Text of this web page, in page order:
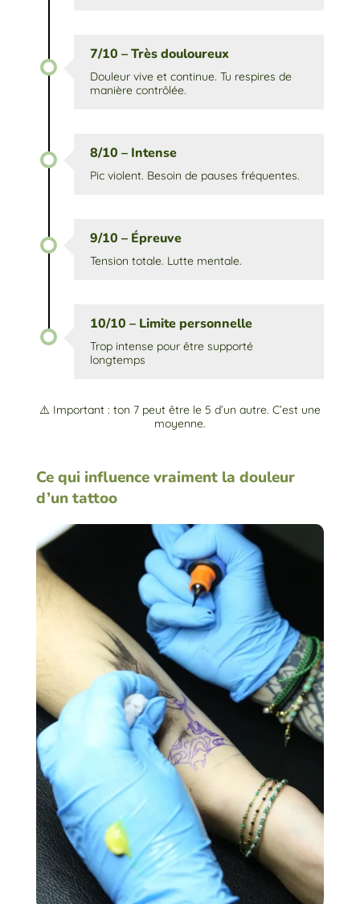
7/10 – Très douloureux
Douleur vive et continue. Tu respires de
manière contrôlée.
8/10 – Intense
Pic violent. Besoin de pauses fréquentes.
9/10 – Épreuve
Tension totale. Lutte mentale.
10/10 – Limite personnelle
Trop intense pour être supporté
longtemps
⚠️ Important : ton 7 peut être le 5 d’un autre. C’est une
moyenne.
Ce qui influence vraiment la douleur
d’un tattoo